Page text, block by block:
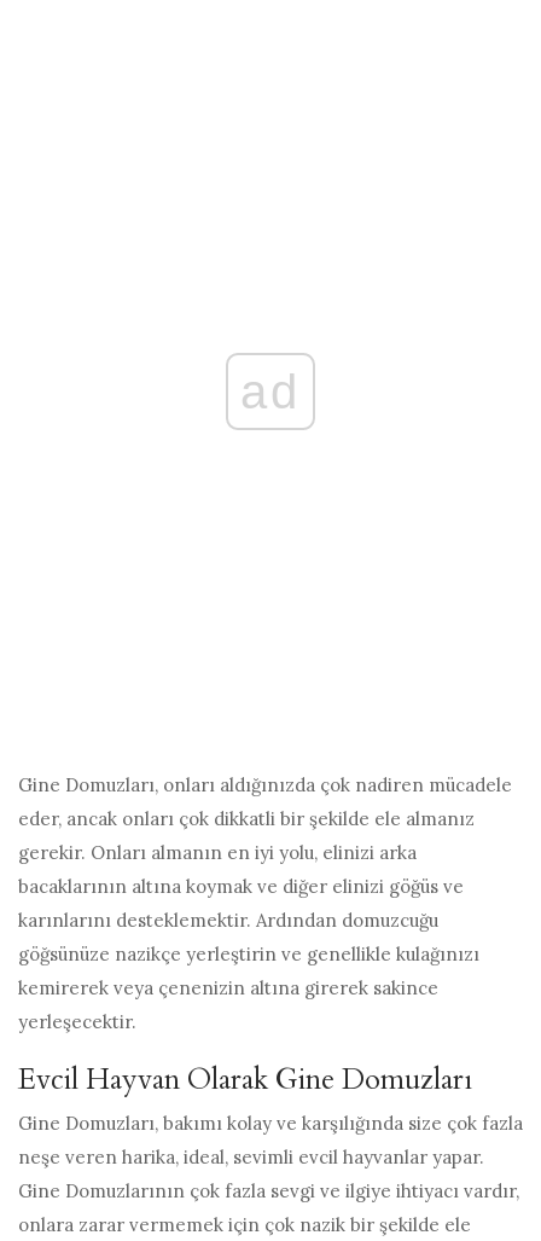
ad
Gine Domuzları, onları aldığınızda çok nadiren mücadele
eder, ancak onları çok dikkatli bir şekilde ele almanız
gerekir. Onları almanın en iyi yolu, elinizi arka
bacaklarının altına koymak ve diğer elinizi göğüs ve
karınlarını desteklemektir. Ardından domuzcuğu
göğsünüze nazikçe yerleştirin ve genellikle kulağınızı
kemirerek veya çenenizin altına girerek sakince
yerleşecektir.
Evcil Hayvan Olarak Gine Domuzları
Gine Domuzları, bakımı kolay ve karşılığında size çok fazla
neşe veren harika, ideal, sevimli evcil hayvanlar yapar.
Gine Domuzlarının çok fazla sevgi ve ilgiye ihtiyacı vardır,
onlara zarar vermemek için çok nazik bir şekilde ele